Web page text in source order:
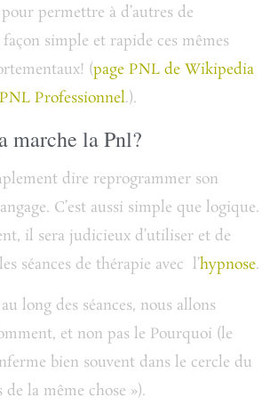
permettre à d’autres de
simple et rapide ces mêmes
(page PNL de Wikipedia
Professionnel.).
marche la Pnl?
dire reprogrammer son
C’est aussi simple que logique.
il sera judicieux d’utiliser et de
séances de thérapie avec l’hypnose.
long des séances, nous allons
et non pas le Pourquoi (le
bien souvent dans le cercle du
la même chose »).